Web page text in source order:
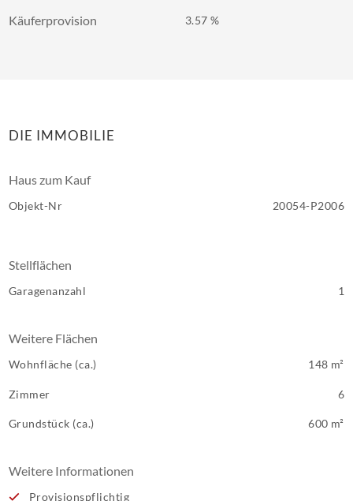
Käuferprovision 3.57 %
DIE IMMOBILIE
Haus zum Kauf
Objekt-Nr 20054-P2006
Stellflächen
Garagenanzahl 1
Weitere Flächen
Wohnfläche (ca.) 148 m²
Zimmer 6
Grundstück (ca.) 600 m²
Weitere Informationen
Provisionspflichtig